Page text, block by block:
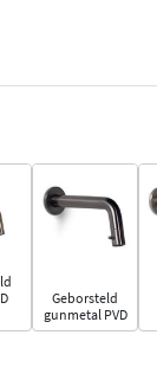
Geborsteld
gunmetal PVD